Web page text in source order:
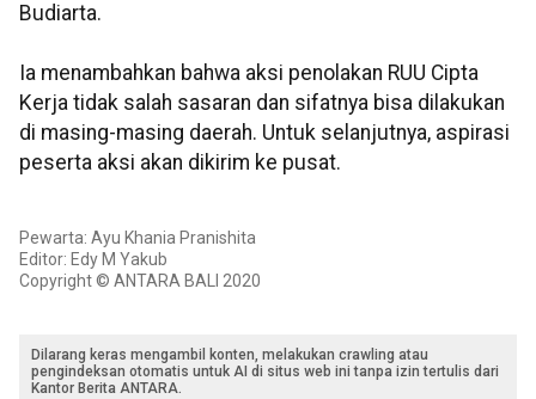
Budiarta.
Ia menambahkan bahwa aksi penolakan RUU Cipta
Kerja tidak salah sasaran dan sifatnya bisa dilakukan
di masing-masing daerah. Untuk selanjutnya, aspirasi
peserta aksi akan dikirim ke pusat.
Pewarta: Ayu Khania Pranishita
Editor: Edy M Yakub
Copyright © ANTARA BALI 2020
Dilarang keras mengambil konten, melakukan crawling atau
pengindeksan otomatis untuk AI di situs web ini tanpa izin tertulis dari
Kantor Berita ANTARA.